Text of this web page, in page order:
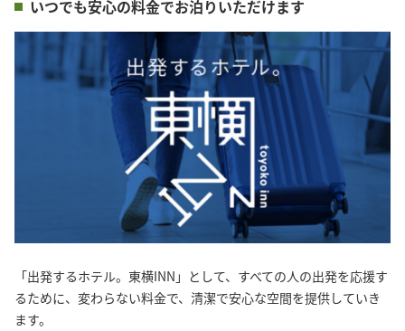
いつでも安心の料金でお泊りいただけます
「出発するホテル。東横INN」として、すべての人の出発を応援す
るために、変わらない料金で、清潔で安心な空間を提供していき
ます。